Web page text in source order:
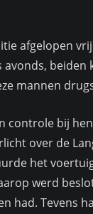
afgelopen
avonds,
mannen
controle bij
over de
het
werd
had. Tevens